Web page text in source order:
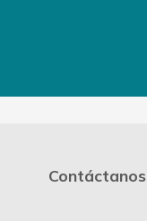
Contáctanos